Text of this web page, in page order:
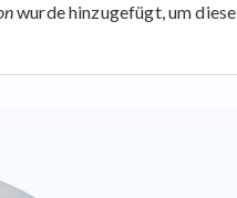
wurde hinzugefügt, um diese